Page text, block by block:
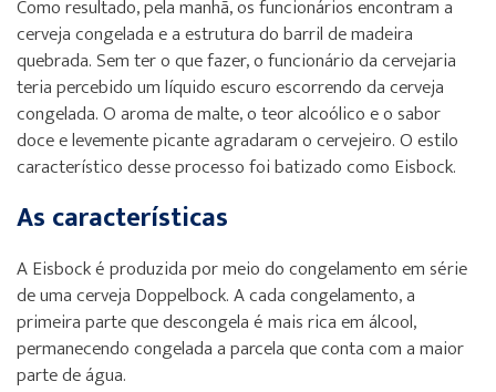
Como resultado, pela manhã, os funcionários encontram a
cerveja congelada e a estrutura do barril de madeira
quebrada. Sem ter o que fazer, o funcionário da cervejaria
teria percebido um líquido escuro escorrendo da cerveja
congelada. O aroma de malte, o teor alcoólico e o sabor
doce e levemente picante agradaram o cervejeiro. O estilo
característico desse processo foi batizado como Eisbock.
As características
A Eisbock é produzida por meio do congelamento em série
de uma cerveja Doppelbock. A cada congelamento, a
primeira parte que descongela é mais rica em álcool,
permanecendo congelada a parcela que conta com a maior
parte de água.